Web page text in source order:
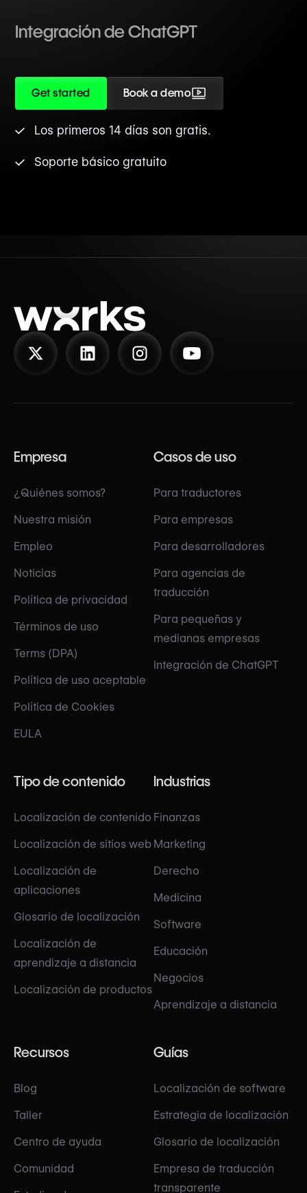
Integración de ChatGPT
Get started Book a demo
Los primeros 14 días son gratis.
Soporte básico gratuito
Empresa
¿Quiénes somos?
Nuestra misión
Empleo
Noticias
Política de privacidad
Términos de uso
Terms (DPA)
Política de uso aceptable
Política de Cookies
EULA
Casos de uso
Para traductores
Para empresas
Para desarrolladores
Para agencias de
traducción
Para pequeñas y
medianas empresas
Integración de ChatGPT
Tipo de contenido
Localización de contenido
Localización de sitios web
Localización de
aplicaciones
Glosario de localización
Localización de
aprendizaje a distancia
Localización de productos
Industrias
Finanzas
Marketing
Derecho
Medicina
Software
Educación
Negocios
Aprendizaje a distancia
Recursos
Blog
Taller
Centro de ayuda
Comunidad
Guías
Localización de software
Estrategia de localización
Glosario de localización
Empresa de traducción
transparente